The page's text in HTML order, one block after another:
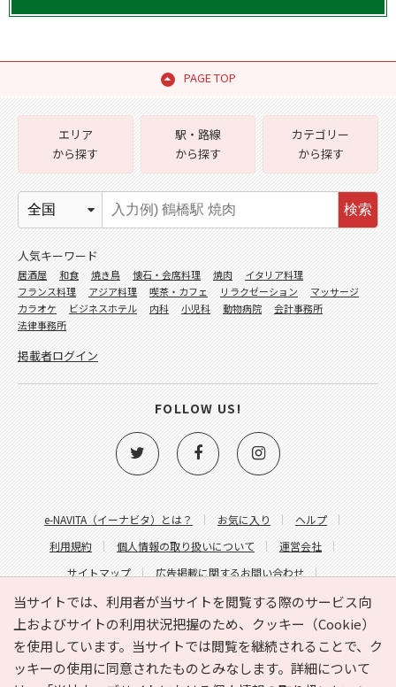
PAGE TOP
当サイトでは、利用者が当サイトを閲覧する際のサービス向
上およびサイトの利用状況把握のため、クッキー（Cookie）
を使用しています。当サイトでは閲覧を継続されることで、ク
ッキーの使用に同意されたものとみなします。詳細について
e-NAVITA（イーナビタ）とは？ お気に入り
ヘルプ
利用規約
個人情報の取り扱いについて
運営会社
サイトマップ
広告掲載に関するお問い合わせ
サイトの内容に関するお問い合わせ
エリア
から探す
駅・路線
から探す
カテゴリー
から探す
検索
人気キーワード
居酒屋 和食 焼き鳥 懐石・会席料理 焼肉
イタリア料理
フランス料理
アジア料理 喫茶・カフェ リラクゼーション
マッサージ
カラオケ
ビジネスホテル 内科 小児科 動物病院
会計事務所
法律事務所
掲載者ログイン
FOLLOW US!